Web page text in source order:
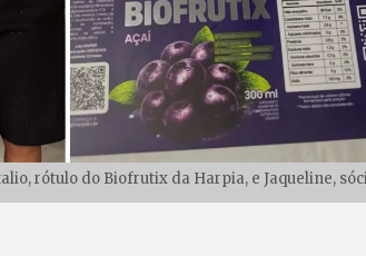
rótulo do Biofrutix da Harpia, e Jaqueline,